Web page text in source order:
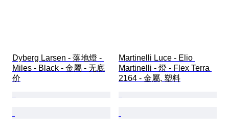
Dyberg Larsen - 落地燈 -
Miles - Black - 金屬 - 无底
价
Martinelli Luce - Elio
Martinelli - 燈 - Flex Terra
2164 - 金屬, 塑料